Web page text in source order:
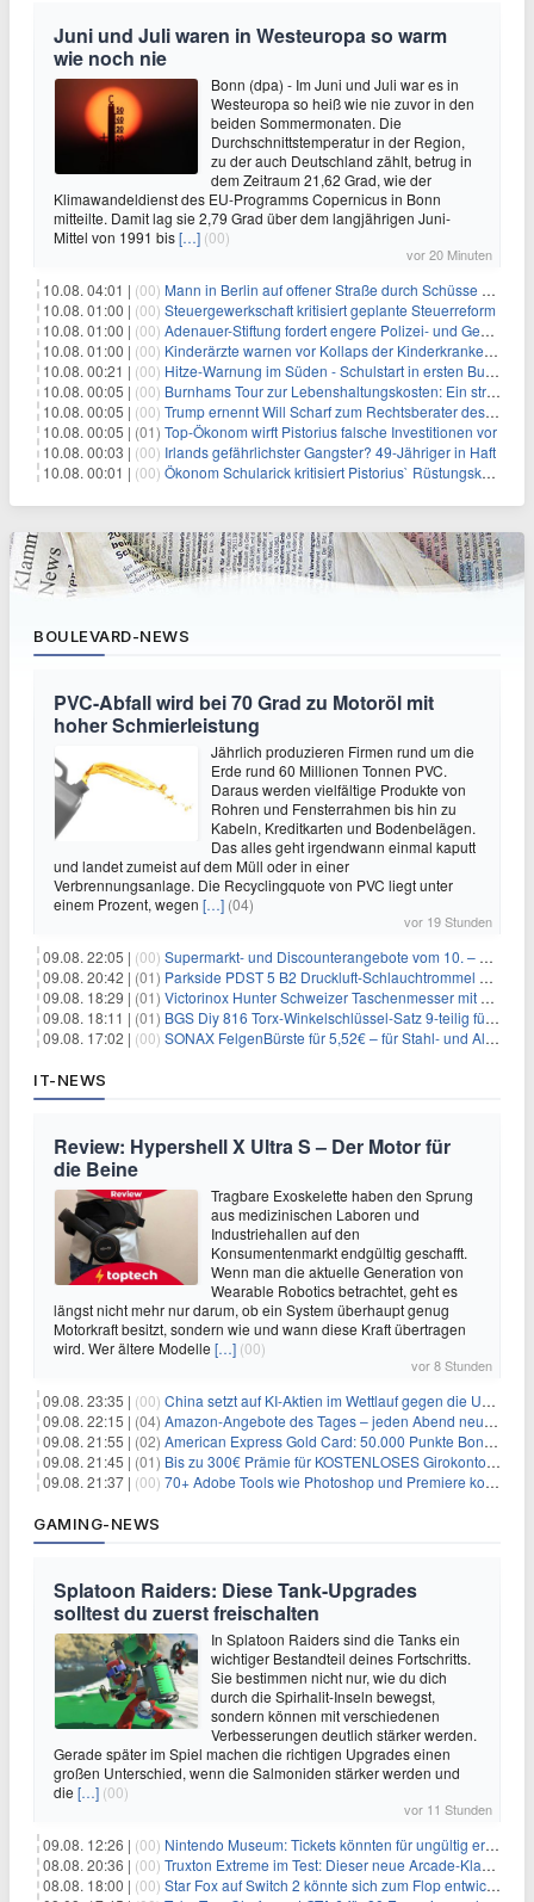
Juni und Juli waren in Westeuropa so warm
wie noch nie
Bonn (dpa) - Im Juni und Juli war es in
Westeuropa so heiß wie nie zuvor in den
beiden Sommermonaten. Die
Durchschnittstemperatur in der Region,
zu der auch Deutschland zählt, betrug in
dem Zeitraum 21,62 Grad, wie der
Klimawandeldienst des EU-Programms Copernicus in Bonn
mitteilte. Damit lag sie 2,79 Grad über dem langjährigen Juni-
Mittel von 1991 bis[…] (00)
vor 20 Minuten
10.08. 04:01 | (00) Mann in Berlin auf offener Straße durch Schüsse getötet
10.08. 01:00 | (00) Steuergewerkschaft kritisiert geplante Steuerreform
10.08. 01:00 | (00) Adenauer-Stiftung fordert engere Polizei- und Geheimdienstkooperation
10.08. 01:00 | (00) Kinderärzte warnen vor Kollaps der Kinderkrankenpflege
10.08. 00:21 | (00) Hitze-Warnung im Süden - Schulstart in ersten Bundesländern
10.08. 00:05 | (00) Burnhams Tour zur Lebenshaltungskosten: Ein strategischer Schritt inmitten von Kontroversen
10.08. 00:05 | (00) Trump ernennt Will Scharf zum Rechtsberater des Weißen Hauses: Auswirkungen auf Wirtschaft und Governance
10.08. 00:05 | (01) Top-Ökonom wirft Pistorius falsche Investitionen vor
10.08. 00:03 | (00) Irlands gefährlichster Gangster? 49-Jähriger in Haft
10.08. 00:01 | (00) Ökonom Schularick kritisiert Pistorius` Rüstungskurs
BOULEVARD-NEWS
PVC-Abfall wird bei 70 Grad zu Motoröl mit
hoher Schmierleistung
Jährlich produzieren Firmen rund um die
Erde rund 60 Millionen Tonnen PVC.
Daraus werden vielfältige Produkte von
Rohren und Fensterrahmen bis hin zu
Kabeln, Kreditkarten und Bodenbelägen.
Das alles geht irgendwann einmal kaputt
und landet zumeist auf dem Müll oder in einer
Verbrennungsanlage. Die Recyclingquote von PVC liegt unter
einem Prozent, wegen […] (04)
vor 19 Stunden
09.08. 22:05 | (00) Supermarkt- und Discounterangebote vom 10. – 15.08.2026
09.08. 20:42 | (01) Parkside PDST 5 B2 Druckluft-Schlauchtrommel mit 10 m Schlauch für 25,94€
09.08. 18:29 | (01) Victorinox Hunter Schweizer Taschenmesser mit 12 Funktionen für 43,99€
09.08. 18:11 | (01) BGS Diy 816 Torx-Winkelschlüssel-Satz 9-teilig für 6,45€
09.08. 17:02 | (00) SONAX FelgenBürste für 5,52€ – für Stahl- und Alufelgen
IT-NEWS
Review: Hypershell X Ultra S – Der Motor für
die Beine
Tragbare Exoskelette haben den Sprung
aus medizinischen Laboren und
Industriehallen auf den
Konsumentenmarkt endgültig geschafft.
Wenn man die aktuelle Generation von
Wearable Robotics betrachtet, geht es
längst nicht mehr nur darum, ob ein System überhaupt genug
Motorkraft besitzt, sondern wie und wann diese Kraft übertragen
wird. Wer ältere Modelle […] (00)
vor 8 Stunden
09.08. 23:35 | (00) China setzt auf KI-Aktien im Wettlauf gegen die USA um Chip- und Technologiedominanz
09.08. 22:15 | (04) Amazon-Angebote des Tages – jeden Abend neue Deals zum Stöbern
09.08. 21:55 | (02) American Express Gold Card: 50.000 Punkte Bonus + Metall-Kreditkarte
09.08. 21:45 | (01) Bis zu 300€ Prämie für KOSTENLOSES Girokonto bei der Santander – 50€ schon nach 1 Woche!
09.08. 21:37 | (00) 70+ Adobe Tools wie Photoshop und Premiere kostenlos in ChatGPT
GAMING-NEWS
Splatoon Raiders: Diese Tank-Upgrades
solltest du zuerst freischalten
In Splatoon Raiders sind die Tanks ein
wichtiger Bestandteil deines Fortschritts.
Sie bestimmen nicht nur, wie du dich
durch die Spirhalit-Inseln bewegst,
sondern können mit verschiedenen
Verbesserungen deutlich stärker werden.
Gerade später im Spiel machen die richtigen Upgrades einen
großen Unterschied, wenn die Salmoniden stärker werden und
die […] (00)
vor 11 Stunden
09.08. 12:26 | (00) Nintendo Museum: Tickets könnten für ungültig erklärt werden!
08.08. 20:36 | (00) Truxton Extreme im Test: Dieser neue Arcade-Klassiker verzeiht dir gar nichts
08.08. 18:00 | (00) Star Fox auf Switch 2 könnte sich zum Flop entwickeln